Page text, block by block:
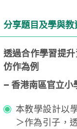
分享題目及學與教
透過合作學習提
仿作為例
– 香港南區官立小
本教學設計以
＞作為引子，